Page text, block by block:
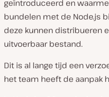
geïntroduceerd en
bundelen met de Node.js
deze kunnen distribueren
uitvoerbaar bestand.
Dit is al lange tijd een
het team heeft de aanpak